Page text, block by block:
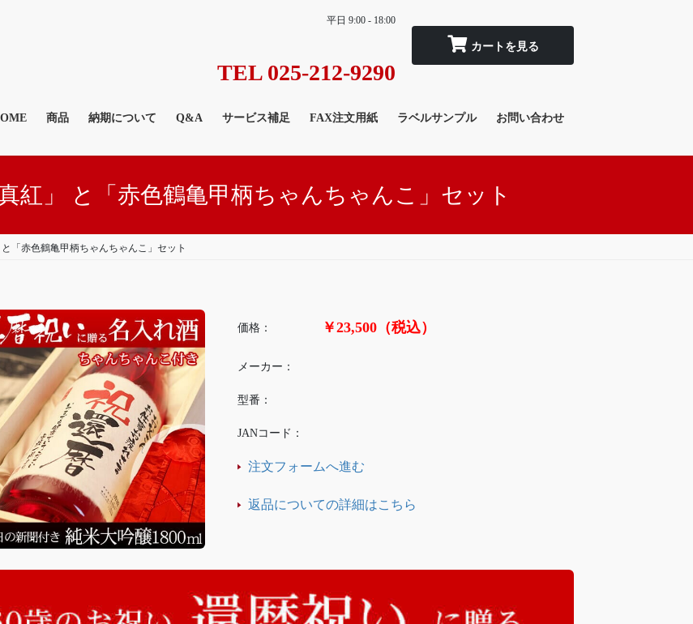
平日 9:00 - 18:00
TEL 025-212-9290
商品 納期について Q&A サービス補足 FAX注文用紙 ラベルサンプル お問い合わせ
紅」 と「赤色鶴亀甲柄ちゃんちゃんこ」セット
「赤色鶴亀甲柄ちゃんちゃんこ」セット
価格： ￥23,500（税込）
メーカー：
型番：
JANコード：
注文フォームへ進む
返品についての詳細はこちら